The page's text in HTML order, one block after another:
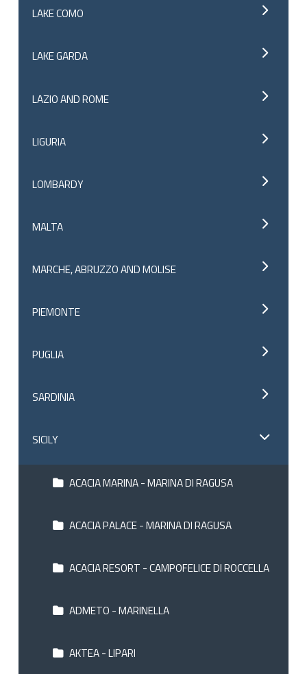
LAKE COMO
LAKE GARDA
LAZIO AND ROME
LIGURIA
LOMBARDY
MALTA
MARCHE, ABRUZZO AND MOLISE
PIEMONTE
PUGLIA
SARDINIA
SICILY
ACACIA MARINA - MARINA DI RAGUSA
ACACIA PALACE - MARINA DI RAGUSA
ACACIA RESORT - CAMPOFELICE DI ROCCELLA
ADMETO - MARINELLA
AKTEA - LIPARI